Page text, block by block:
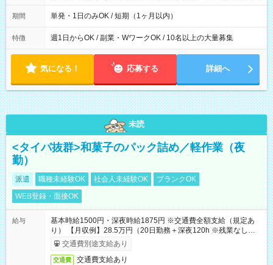
間は 試験により異なります。
期間 単発・1日のみOK / 短期（1ヶ月以内）
特徴 週1日からOK / 副業・WワークOK / 10名以上の大量募集
気になる！ 応募する 詳細へ
未読
<タイパ抜群>和菓子のパック詰め／軽作業（夜
勤）
派遣 職種未経験OK 社会人未経験OK
ブランクOK
WEB登録・面接OK
給与
基本時給1500円・深夜時給1875円 ※交通費全額支給（規定あ
り） 【月収例】28.5万円（20日勤務＋深夜120h ※残業なしの場
合）交通費別途支給あり
交通費 交通費支給あり